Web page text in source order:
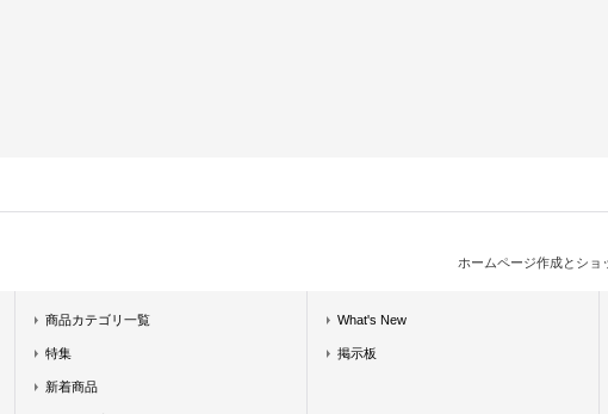
ホームページ作成とショ
商品カテゴリ一覧
特集
新着商品
What's New
掲示板